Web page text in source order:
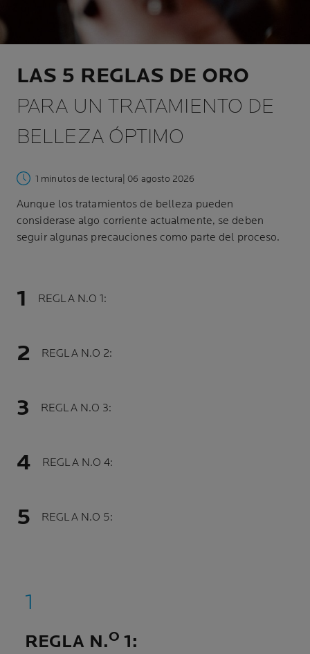
LAS 5 REGLAS DE ORO
PARA UN TRATAMIENTO DE
BELLEZA ÓPTIMO
1 minutos de lectura | 06 agosto 2026
Aunque los tratamientos de belleza pueden
considerase algo corriente actualmente, se deben
seguir algunas precauciones como parte del proceso.
REGLA N.O 1:
REGLA N.O 2:
REGLA N.O 3:
REGLA N.O 4:
REGLA N.O 5:
REGLA N.O 1: